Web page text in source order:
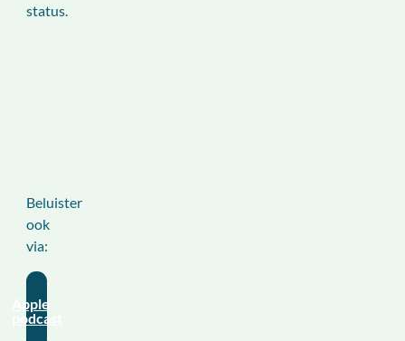
status.
Beluister
ook
via:
Apple
podcast